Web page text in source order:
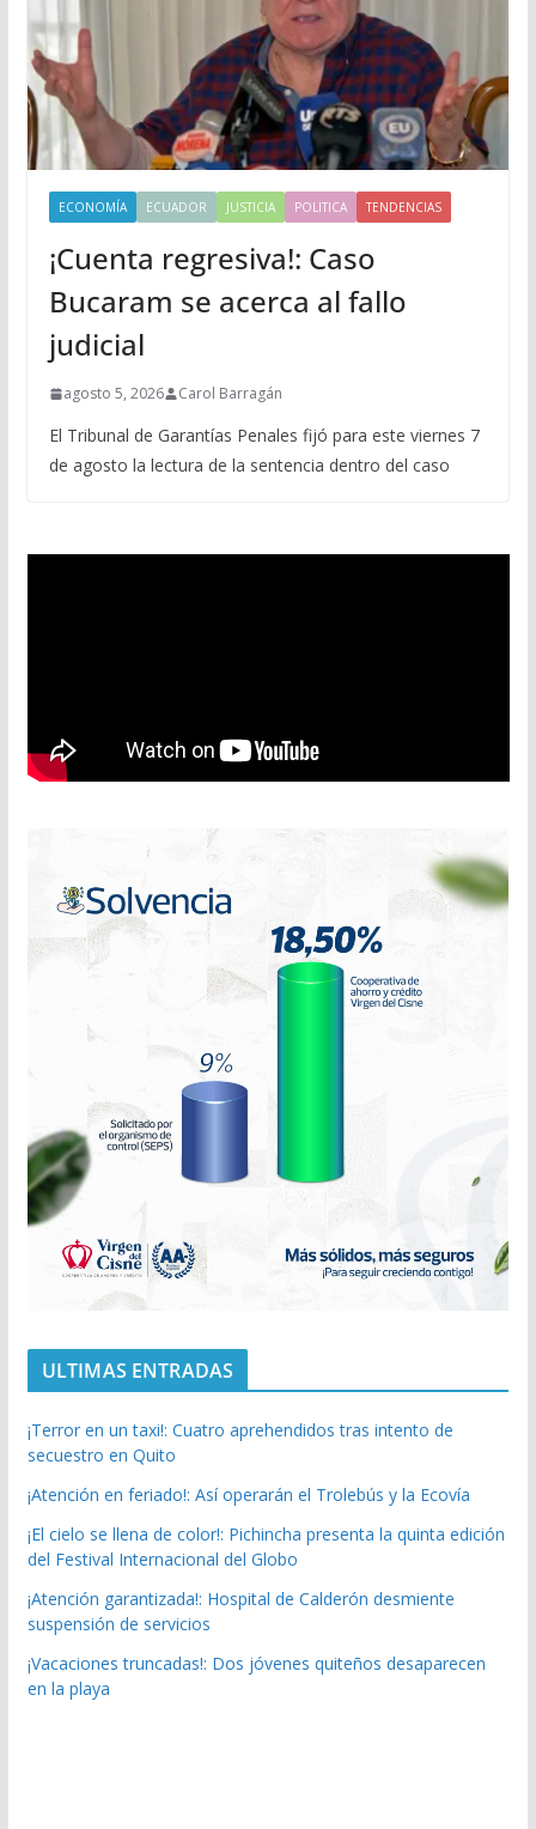
ECONOMÍA ECUADOR JUSTICIA POLITICA TENDENCIAS
¡Cuenta regresiva!: Caso
Bucaram se acerca al fallo
judicial
agosto 5, 2026 Carol Barragán
El Tribunal de Garantías Penales fijó para este viernes 7
de agosto la lectura de la sentencia dentro del caso
ULTIMAS ENTRADAS
¡Terror en un taxi!: Cuatro aprehendidos tras intento de
secuestro en Quito
¡Atención en feriado!: Así operarán el Trolebús y la Ecovía
¡El cielo se llena de color!: Pichincha presenta la quinta edición
del Festival Internacional del Globo
¡Atención garantizada!: Hospital de Calderón desmiente
suspensión de servicios
¡Vacaciones truncadas!: Dos jóvenes quiteños desaparecen
en la playa